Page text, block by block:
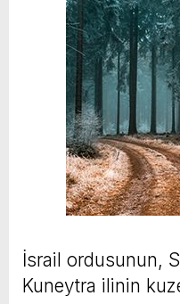
İsrail ordusunun,
Kuneytra ilinin